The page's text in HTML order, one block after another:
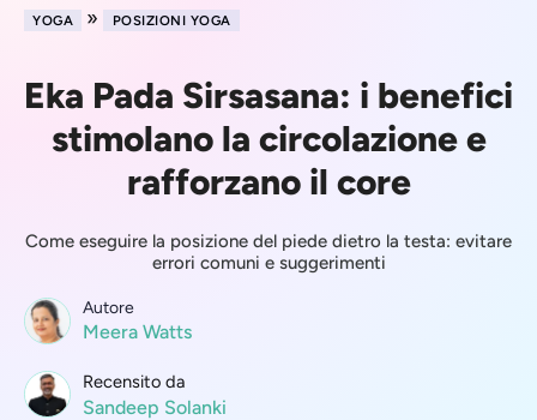
YOGA » POSIZIONI YOGA
Eka Pada Sirsasana: i benefici
stimolano la circolazione e
rafforzano il core
Come eseguire la posizione del piede dietro la testa: evitare
errori comuni e suggerimenti
Autore
Meera Watts
Recensito da
Sandeep Solanki